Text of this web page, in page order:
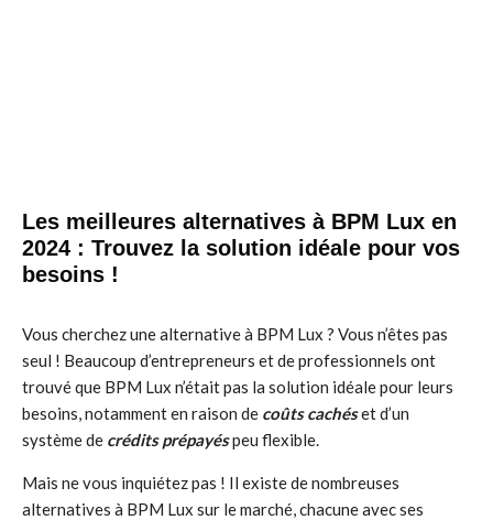
Les meilleures alternatives à BPM Lux en
2024 : Trouvez la solution idéale pour vos
besoins !
Vous cherchez une alternative à BPM Lux ? Vous n’êtes pas
seul ! Beaucoup d’entrepreneurs et de professionnels ont
trouvé que BPM Lux n’était pas la solution idéale pour leurs
besoins, notamment en raison de coûts cachéset d’un
système de crédits prépayéspeu flexible.
Mais ne vous inquiétez pas ! Il existe de nombreuses
alternatives à BPM Lux sur le marché, chacune avec ses